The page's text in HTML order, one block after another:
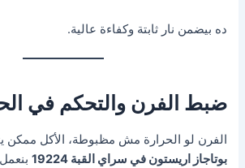
ده بيضمن نار ثابتة وكفاءة عالية.
ضبط الفرن والتحكم في
الفرن لو الحرارة مش مظبوطة، الأكل
بوتاجاز اريستون في سراي القبة 19224